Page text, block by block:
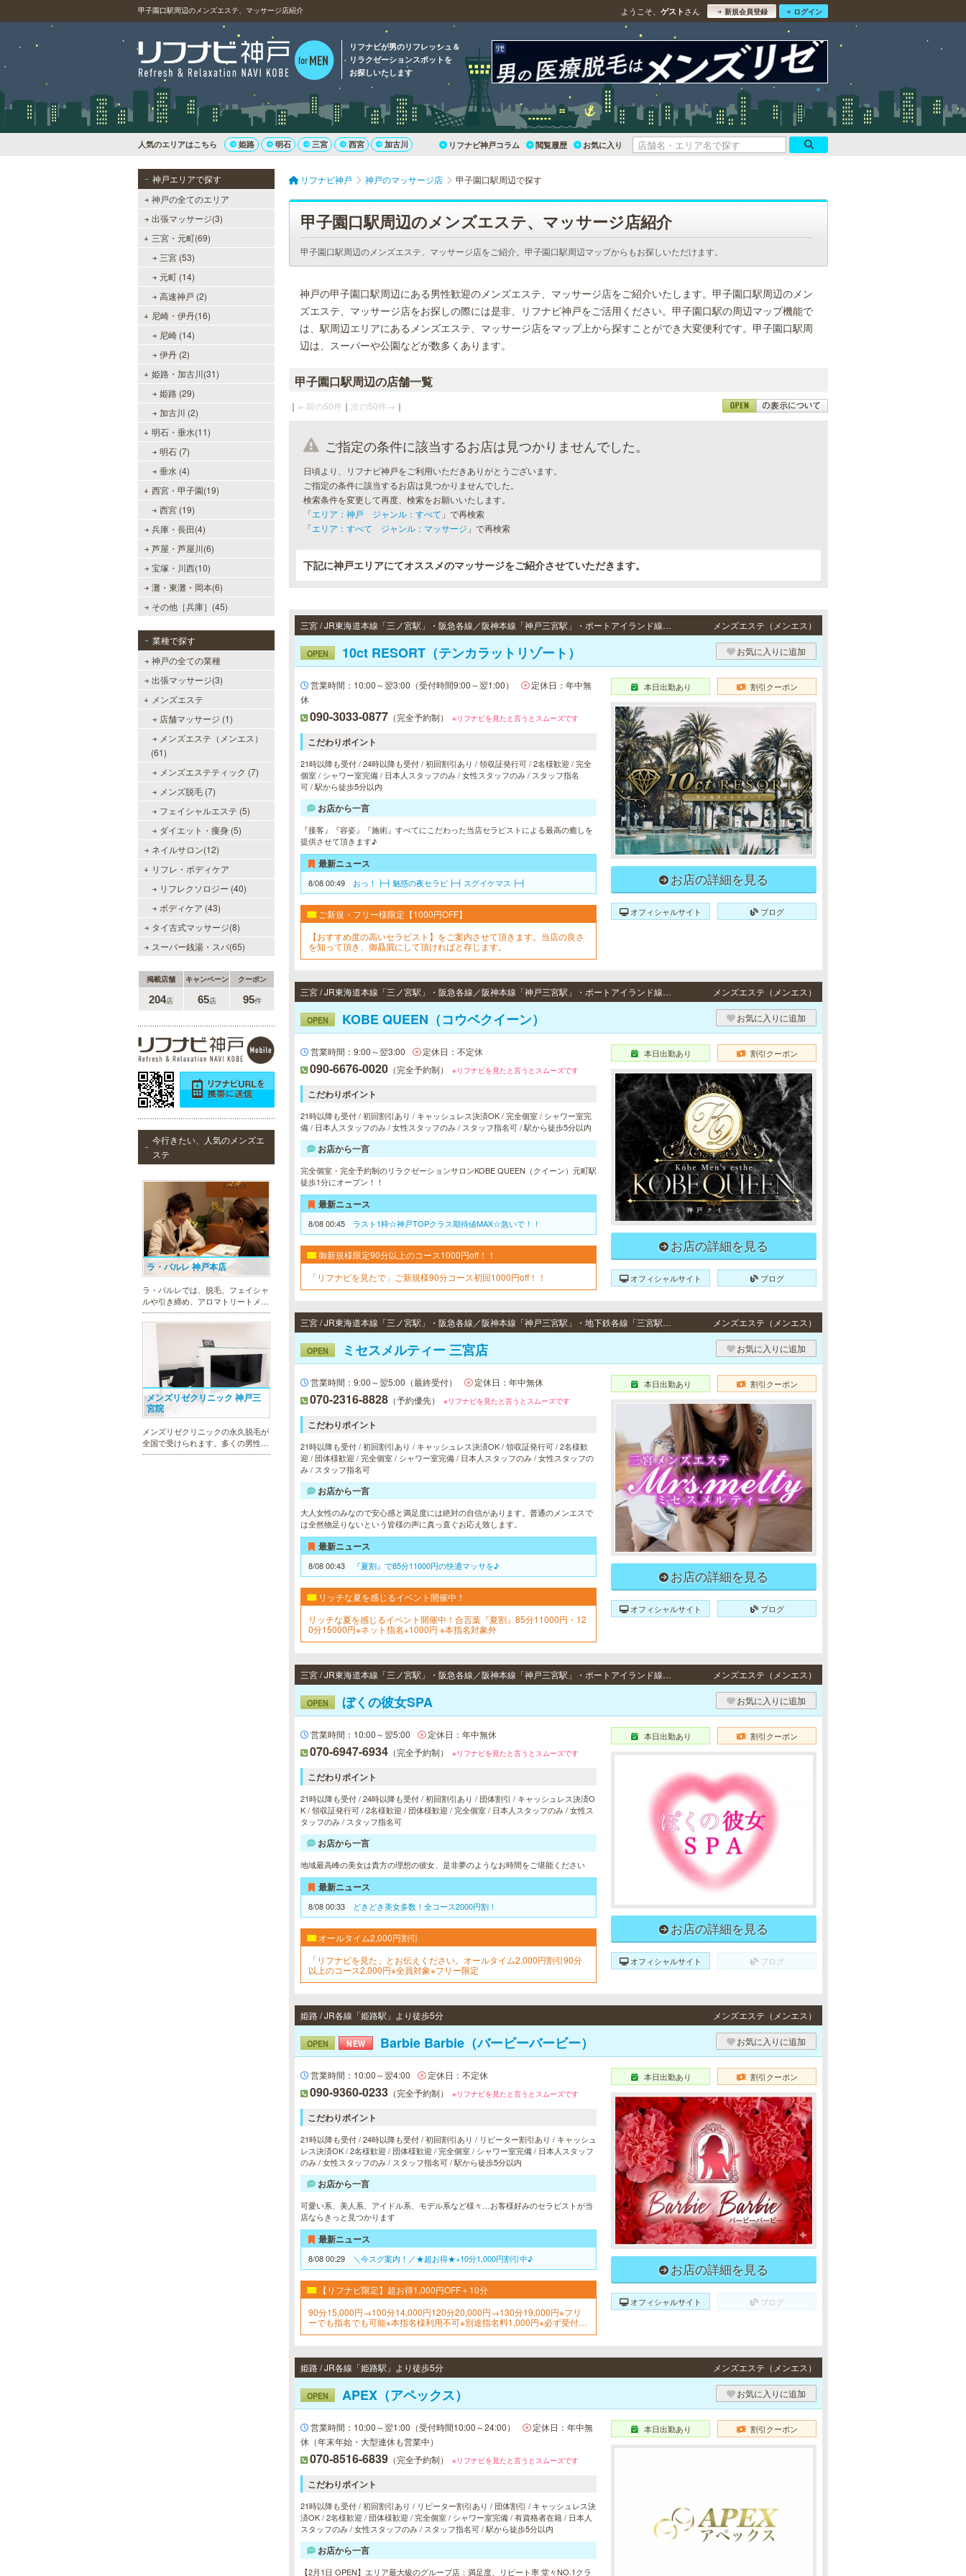
甲子園口駅周辺のメンズエステ、マッサージ店紹介 ようこそ、 ゲスト さん 新規会員登録 ログイン
リフナビが男のリフレッシュ＆
リラクゼーションスポットを
お探しいたします
人気のエリアはこちら 姫路 明石 三宮 西宮 加古川 リフナビ神戸コラム 閲覧履歴 お気に入り
神戸エリアで探す
神戸の全てのエリア
出張マッサージ(3)
三宮・元町(69)
三宮 (53)
元町 (14)
高速神戸 (2)
尼崎・伊丹(16)
尼崎 (14)
伊丹 (2)
姫路・加古川(31)
姫路 (29)
加古川 (2)
明石・垂水(11)
明石 (7)
垂水 (4)
西宮・甲子園(19)
西宮 (19)
兵庫・長田(4)
芦屋・芦屋川(6)
宝塚・川西(10)
灘・東灘・岡本(6)
その他［兵庫］(45)
業種で探す
神戸の全ての業種
出張マッサージ(3)
メンズエステ
店舗マッサージ (1)
メンズエステ（メンエス）
(61)
メンズエステティック (7)
メンズ脱毛 (7)
フェイシャルエステ (5)
ダイエット・痩身 (5)
ネイルサロン(12)
リフレ・ボディケア
リフレクソロジー (40)
ボディケア (43)
タイ古式マッサージ(8)
スーパー銭湯・スパ(65)
掲載店舗 キャンペーン クーポン
204店 65店 95件
今行きたい、人気のメンズエ
ステ
ラ・パルレ 神戸本店
ラ・パルレでは、脱毛、フェイシャ
ルや引き締め、アロマトリートメン
ト、本格的なダイエットコース等、
幅広いメニューでお客様の美を応
回限定体験コースも多数取り揃えて
メンズリゼクリニック 神戸三
宮院
メンズリゼクリニックの永久脱毛が
全国で受けられます。多くの男性患
者様にご支持頂き、新宿1院から始
リフナビ神戸 神戸のマッサージ店 甲子園口駅周辺で探す
甲子園口駅周辺のメンズエステ、マッサージ店紹介
甲子園口駅周辺のメンズエステ、マッサージ店をご紹介。甲子園口駅周辺マップからもお探しいただけます。
神戸の甲子園口駅周辺にある男性歓迎のメンズエステ、マッサージ店をご紹介いたします。甲子園口駅周辺のメン
ズエステ、マッサージ店をお探しの際には是非、リフナビ神戸をご活用ください。甲子園口駅の周辺マップ機能で
は、駅周辺エリアにあるメンズエステ、マッサージ店をマップ上から探すことができ大変便利です。甲子園口駅周
辺は、スーパーや公園などが数多くあります。
甲子園口駅周辺の店舗一覧
｜ ←前の50件 ｜ 次の50件→ ｜
ご指定の条件に該当するお店は見つかりませんでした。
日頃より、リフナビ神戸をご利用いただきありがとうございます。
ご指定の条件に該当するお店は見つかりませんでした。
検索条件を変更して再度、検索をお願いいたします。
「エリア：神戸 ジャンル：すべて 」で再検索
「エリア：すべて ジャンル：マッサージ 」で再検索
下記に神戸エリアにてオススメのマッサージをご紹介させていただきます。
三宮 / JR東海道本線「三ノ宮駅」・阪急各線／阪神本線「神戸三宮駅」・ポートアイランド線「三宮駅」・地下鉄各線「三宮駅」より徒歩3分 メンズエステ（メンエス）
OPEN 10ct RESORT（テンカラットリゾート） お気に入りに追加
営業時間：10:00～翌3:00（受付時間9:00～翌1:00）
定休日：年中無
休
090-3033-0877 （完全予約制） ※リフナビを見たと言うとスムーズです
こだわりポイント
21時以降も受付 / 24時以降も受付 / 初回割引あり / 領収証発行可 / 2名様歓迎 / 完全
個室 / シャワー室完備 / 日本人スタッフのみ / 女性スタッフのみ / スタッフ指名
可 / 駅から徒歩5分以内
お店から一言
『接客』『容姿』『施術』すべてにこだわった当店セラピストによる最高の癒しを
提供させて頂きます♪
最新ニュース
8/08 00:49 おっ！┣┫魅惑の夜セラピ┣┫スグイケマス┣┫
ご新規・フリー様限定【1000円OFF】
【おすすめ度の高いセラピスト】をご案内させて頂きます。当店の良さ
を知って頂き、御贔屓にして頂ければと存じます。
本日出勤あり 割引クーポン
お店の詳細を見る
オフィシャルサイト ブログ
三宮 / JR東海道本線「三ノ宮駅」・阪急各線／阪神本線「神戸三宮駅」・ポートアイランド線「三宮駅」・地下鉄各線「三宮駅」より徒歩5分 メンズエステ（メンエス）
OPEN KOBE QUEEN（コウベクイーン） お気に入りに追加
営業時間：9:00～翌3:00 定休日：不定休
090-6676-0020 （完全予約制） ※リフナビを見たと言うとスムーズです
こだわりポイント
21時以降も受付 / 初回割引あり / キャッシュレス決済OK / 完全個室 / シャワー室完
備 / 日本人スタッフのみ / 女性スタッフのみ / スタッフ指名可 / 駅から徒歩5分以内
お店から一言
完全個室・完全予約制のリラクゼーションサロンKOBE QUEEN（クイーン）元町駅
徒歩1分にオープン！！
最新ニュース
8/08 00:45 ラスト1枠☆神戸TOPクラス期待値MAX☆急いで！！
御新規様限定90分以上のコース1000円off！！
「リフナビを見たで」ご新規様90分コース初回1000円off！！
本日出勤あり 割引クーポン
お店の詳細を見る
オフィシャルサイト ブログ
三宮 / JR東海道本線「三ノ宮駅」・阪急各線／阪神本線「神戸三宮駅」・地下鉄各線「三宮駅」より徒歩6分 メンズエステ（メンエス）
OPEN ミセスメルティー 三宮店 お気に入りに追加
営業時間：9:00～翌5:00（最終受付） 定休日：年中無休
070-2316-8828 （予約優先） ※リフナビを見たと言うとスムーズです
こだわりポイント
21時以降も受付 / 初回割引あり / キャッシュレス決済OK / 領収証発行可 / 2名様歓
迎 / 団体様歓迎 / 完全個室 / シャワー室完備 / 日本人スタッフのみ / 女性スタッフの
み / スタッフ指名可
お店から一言
大人女性のみなので安心感と満足度には絶対の自信があります。普通のメンエスで
は全然物足りないという皆様の声に真っ直ぐお応え致します。
最新ニュース
8/08 00:43 『夏割』で85分11000円の快適マッサを♪
リッチな夏を感じるイベント開催中！
リッチな夏を感じるイベント開催中！合言葉『夏割』85分11000円・12
0分15000円※ネット指名+1000円 ※本指名対象外
本日出勤あり 割引クーポン
お店の詳細を見る
オフィシャルサイト ブログ
三宮 / JR東海道本線「三ノ宮駅」・阪急各線／阪神本線「神戸三宮駅」・ポートアイランド線「三宮駅」・地下鉄各線「三宮駅」より徒歩8分 メンズエステ（メンエス）
OPEN ぼくの彼女SPA お気に入りに追加
営業時間：10:00～翌5:00 定休日：年中無休
070-6947-6934 （完全予約制） ※リフナビを見たと言うとスムーズです
こだわりポイント
21時以降も受付 / 24時以降も受付 / 初回割引あり / 団体割引 / キャッシュレス決済O
K / 領収証発行可 / 2名様歓迎 / 団体様歓迎 / 完全個室 / 日本人スタッフのみ / 女性ス
タッフのみ / スタッフ指名可
お店から一言
地域最高峰の美女は貴方の理想の彼女、是非夢のようなお時間をご堪能ください
最新ニュース
8/08 00:33 どきどき美女多数！全コース2000円割！
オールタイム2,000円割引
「リフナビを見た」とお伝えください。オールタイム2,000円割引90分
以上のコース2,000円※全員対象※フリー限定
本日出勤あり 割引クーポン
お店の詳細を見る
オフィシャルサイト ブログ
姫路 / JR各線「姫路駅」より徒歩5分 メンズエステ（メンエス）
OPEN NEW Barbie Barbie（バービーバービー） お気に入りに追加
営業時間：10:00～翌4:00 定休日：不定休
090-9360-0233 （完全予約制） ※リフナビを見たと言うとスムーズです
こだわりポイント
21時以降も受付 / 24時以降も受付 / 初回割引あり / リピーター割引あり / キャッシュ
レス決済OK / 2名様歓迎 / 団体様歓迎 / 完全個室 / シャワー室完備 / 日本人スタッフ
のみ / 女性スタッフのみ / スタッフ指名可 / 駅から徒歩5分以内
お店から一言
可愛い系、美人系、アイドル系、モデル系など様々…お客様好みのセラピストが当
店ならきっと見つかります
最新ニュース
8/08 00:29 ＼今スグ案内！／★超お得★+10分1,000円割引中♪
【リフナビ限定】超お得1,000円OFF＋10分
90分15,000円→100分14,000円120分20,000円→130分19,000円※フリ
ーでも指名でも可能※本指名様利用不可※別途指名料1,000円※必ず受付時
にイベントの旨をお申し付けください
本日出勤あり 割引クーポン
お店の詳細を見る
オフィシャルサイト ブログ
姫路 / JR各線「姫路駅」より徒歩5分 メンズエステ（メンエス）
OPEN APEX（アペックス） お気に入りに追加
営業時間：10:00～翌1:00（受付時間10:00～24:00）
定休日：年中無
休（年末年始・大型連休も営業中）
070-8516-6839 （完全予約制） ※リフナビを見たと言うとスムーズです
こだわりポイント
21時以降も受付 / 初回割引あり / リピーター割引あり / 団体割引 / キャッシュレス決
済OK / 2名様歓迎 / 団体様歓迎 / 完全個室 / シャワー室完備 / 有資格者在籍 / 日本人
スタッフのみ / 女性スタッフのみ / スタッフ指名可 / 駅から徒歩5分以内
お店から一言
【2月1日 OPEN】エリア最大級のグループ店：満足度、リピート率 堂々NO.1クラ
本日出勤あり 割引クーポン